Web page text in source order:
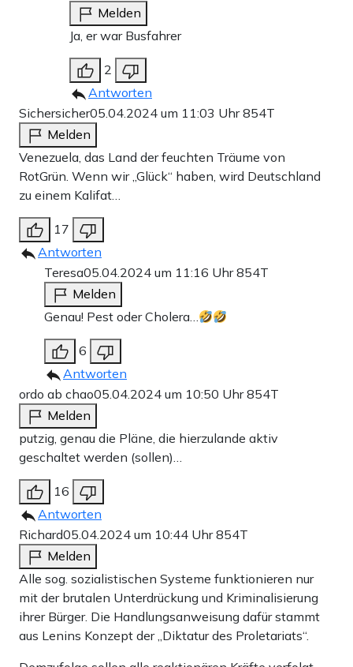
Melden
Ja, er war Busfahrer
2
Antworten
Sichersicher05.04.2024 um 11:03 Uhr854T
Melden
Venezuela, das Land der feuchten Träume von
RotGrün. Wenn wir „Glück“ haben, wird Deutschland
zu einem Kalifat…
17
Antworten
Teresa05.04.2024 um 11:16 Uhr854T
Melden
Genau! Pest oder Cholera…
6
Antworten
ordo ab chao05.04.2024 um 10:50 Uhr854T
Melden
putzig, genau die Pläne, die hierzulande aktiv
geschaltet werden (sollen)…
16
Antworten
Richard05.04.2024 um 10:44 Uhr854T
Melden
Alle sog. sozialistischen Systeme funktionieren nur
mit der brutalen Unterdrückung und Kriminalisierung
ihrer Bürger. Die Handlungsanweisung dafür stammt
aus Lenins Konzept der „Diktatur des Proletariats“.